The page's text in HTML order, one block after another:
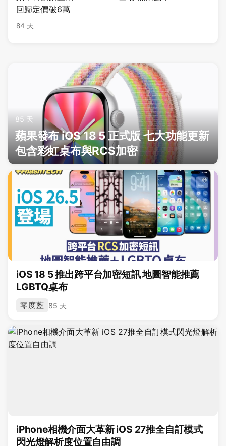
回歸定價破6萬
84 天
85 天
蘋果發布 iOS 18 5 正式版 七大功能更新
包含彩虹桌布與RCS加密
iOS 18 5 推出跨平台加密短訊 地圖智能推薦
LGBTQ桌布
零度藍 85 天
iPhone相機介面大革新 iOS 27推全自訂模式
閃光燈解析度位置自由調